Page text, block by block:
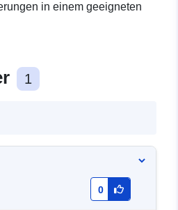
in einem geeigneten
1
0